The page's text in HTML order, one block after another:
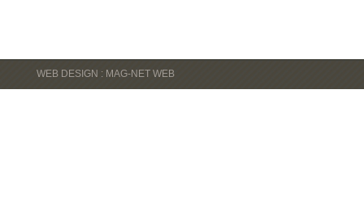
WEB DESIGN : MAG-NET WEB